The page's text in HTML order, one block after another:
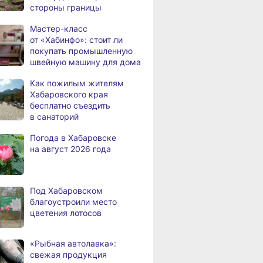
человек
В Хабаровске из горящей
квартиры на Чехова
эвакуировали 6 человек
Хабаровского края
установился высокий класс
пожарной опасности
Хабаровского края
модернизировали 4G
возрождает
Дальневосточную студию
кинохроники
В команду крупного
издательского дома
стороны границы
Мастер-класс
от «Хабинфо»: стоит ли
покупать промышленную
швейную машину для дома
Как пожилым жителям
Хабаровского края
бесплатно съездить
в санаторий
Погода в Хабаровске
на август 2026 года
Под Хабаровском
благоустроили место
цветения лотосов
«Рыбная автолавка»:
свежая продукция